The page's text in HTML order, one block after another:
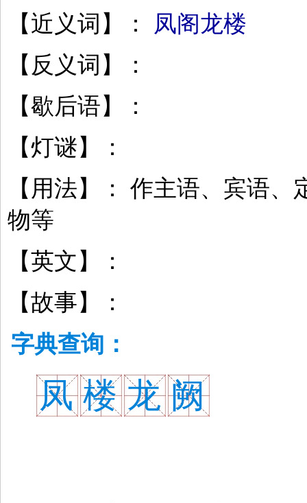
【近义词】：
凤阁龙楼
【反义词】：
【歇后语】：
【灯谜】：
【用法】： 作主语、宾语、
物等
【英文】：
【故事】：
字典查询：
凤 楼 龙 阙